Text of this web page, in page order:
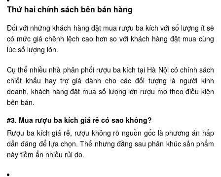
Thứ hai chính sách bên bán hàng
Đối với những khách hàng đặt mua rượu ba kích với số lượng ít sẽ
có mức giá chênh lệch cao hơn so với khách hàng đặt mua cùng
lúc số lượng lớn.
Cụ thể nhiều nhà phân phối rượu ba kích tại Hà Nội có chính sách
chiết khấu hay trợ giá dành cho các đối tượng là người kinh
doanh, khách hàng đặt mua số lượng lớn rượu mơ theo điều kiện
bên bán.
#3. Mua rượu ba kích giá rẻ có sao không?
Rượu ba kích giá rẻ, rượu không rõ nguồn gốc là phương án hấp
dẫn đáng để lựa chọn. Thế nhưng đằng sau phân khúc sản phẩm
này tiềm ẩn nhiều rủi do.